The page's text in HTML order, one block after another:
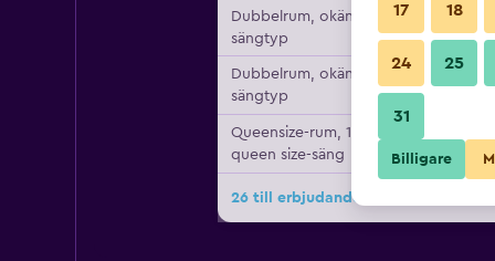
Dubbelrum, okänd
sängtyp
Dubbelrum, okänd
sängtyp
Queensize-rum, 1
queen size-säng
26 till erbjudanden för Conty's Motel
17 18
24 25
31
Billigare